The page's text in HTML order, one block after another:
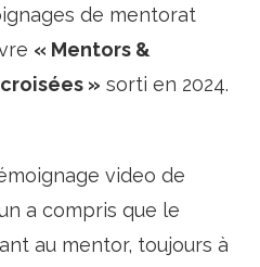
de mentorat
« Mentors &
» sorti en 2024.
video de
a compris que le
au mentor, toujours à